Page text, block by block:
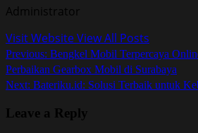
Administrator
Visit WebsiteView All Posts
Post
navigation
Previous: Bengkel Mobil Terpercaya
Perbaikan Gearbox Mobil di Surabaya
Next: Bateriku.id: Solusi Terbaik untuk
Leave a Reply